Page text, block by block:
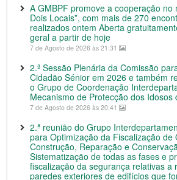
A GMBPF promove a cooperação no
Dois Locais”, com mais de 270
realizados ontem Aberta
geral a partir de hoje
7 de Agosto de 2026 às 21:31
2.ª Sessão Plenária da Comissão
Cidadão Sénior em 2026 e também
o Grupo de Coordenação
Mecanismo de Protecção dos Idosos
7 de Agosto de 2026 às 20:41
2.ª reunião do Grupo
para Optimização da Fiscalização de
Construção, Reparação e
Sistematização de todas as fases e
fiscalização da segurança relativas a
paredes exteriores de edifícios que